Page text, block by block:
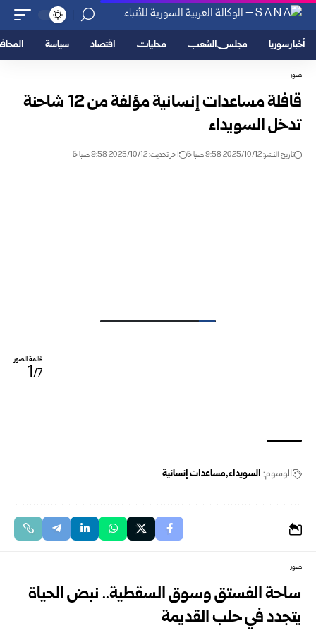
أخبار سوريا مجلس الشعب محليات اقتصاد سياسة
صور
قافلة مساعدات إنسانية مؤلفة من 12 شاحنة
تدخل السويداء
تاريخ النشر: 2025/10/12 9:58 صباحًا اخر تحديث: 2025/10/12 9:58 صباحًا
قائمة الصور
1/7
الوسوم: السويداء مساعدات إنسانية
صور
ساحة الفستق وسوق السقطية.. نبض الحياة
يتجدد في حلب القديمة